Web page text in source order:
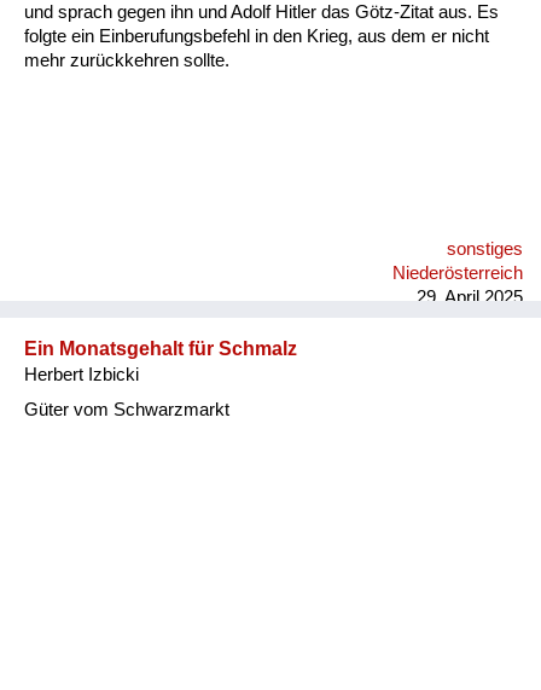
und sprach gegen ihn und Adolf Hitler das Götz-Zitat aus. Es
folgte ein Einberufungsbefehl in den Krieg, aus dem er nicht
mehr zurückkehren sollte.
sonstiges
Niederösterreich
29. April 2025
Ein Monatsgehalt für Schmalz
Herbert Izbicki
Güter vom Schwarzmarkt